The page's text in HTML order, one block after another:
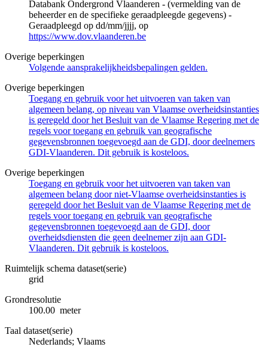
Databank Ondergrond Vlaanderen - (vermelding van de
beheerder en de specifieke geraadpleegde gegevens) -
Geraadpleegd op dd/mm/jjjj, op
https://www.dov.vlaanderen.be
Overige beperkingen
Volgende aansprakelijkheidsbepalingen gelden.
Overige beperkingen
Toegang en gebruik voor het uitvoeren van taken van
algemeen belang, op niveau van Vlaamse overheidsinstanties
is geregeld door het Besluit van de Vlaamse Regering met de
regels voor toegang en gebruik van geografische
gegevensbronnen toegevoegd aan de GDI, door deelnemers
GDI-Vlaanderen. Dit gebruik is kosteloos.
Overige beperkingen
Toegang en gebruik voor het uitvoeren van taken van
algemeen belang door niet-Vlaamse overheidsinstanties is
geregeld door het Besluit van de Vlaamse Regering met de
regels voor toegang en gebruik van geografische
gegevensbronnen toegevoegd aan de GDI, door
overheidsdiensten die geen deelnemer zijn aan GDI-
Vlaanderen. Dit gebruik is kosteloos.
Ruimtelijk schema dataset(serie)
grid
Grondresolutie
100.00 meter
Taal dataset(serie)
Nederlands; Vlaams